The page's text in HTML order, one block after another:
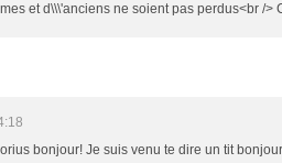
et d\\\'anciens ne soient pas perdus<br />
bonjour! Je suis venu te dire un tit